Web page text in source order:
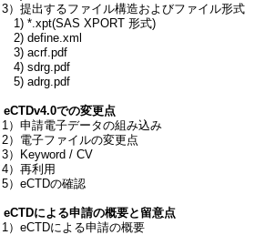
3）提出するファイル構造およびファイル形式
*.xpt(SAS XPORT 形式)
define.xml
acrf.pdf
sdrg.pdf
adrg.pdf
eCTDv4.0での変更点
1）申請電子データの組み込み
2）電子ファイルの変更点
3）Keyword / CV
4）再利用
5）eCTDの確認
eCTDによる申請の概要と留意点
1）eCTDによる申請の概要